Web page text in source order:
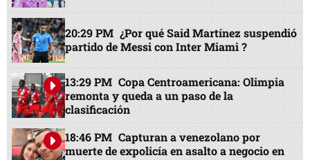
20:29 PM ¿Por qué Said Martínez suspendió
partido de Messi con Inter Miami ?
13:29 PM Copa Centroamericana: Olimpia
remonta y queda a un paso de la
clasificación
18:46 PM Capturan a venezolano por
muerte de expolicía en asalto a negocio en